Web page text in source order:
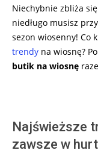
Niechybnie zbliża
niedługo musisz
sezon wiosenny! Co
trendy na wiosnę?
butik na wiosnę
Najświeższe
zawsze w